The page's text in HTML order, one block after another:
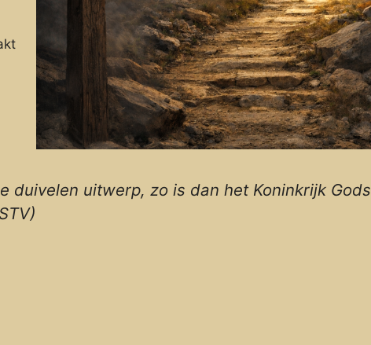
duivelen uitwerp, zo is dan het Koninkrijk Gods